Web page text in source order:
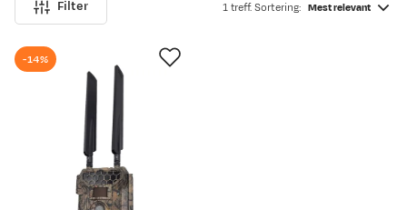
Filter 1 treff. Sortering: Mest relevant
-14%